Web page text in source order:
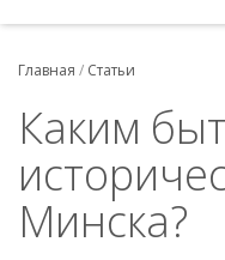
Главная / Статьи
Каким
Минска?